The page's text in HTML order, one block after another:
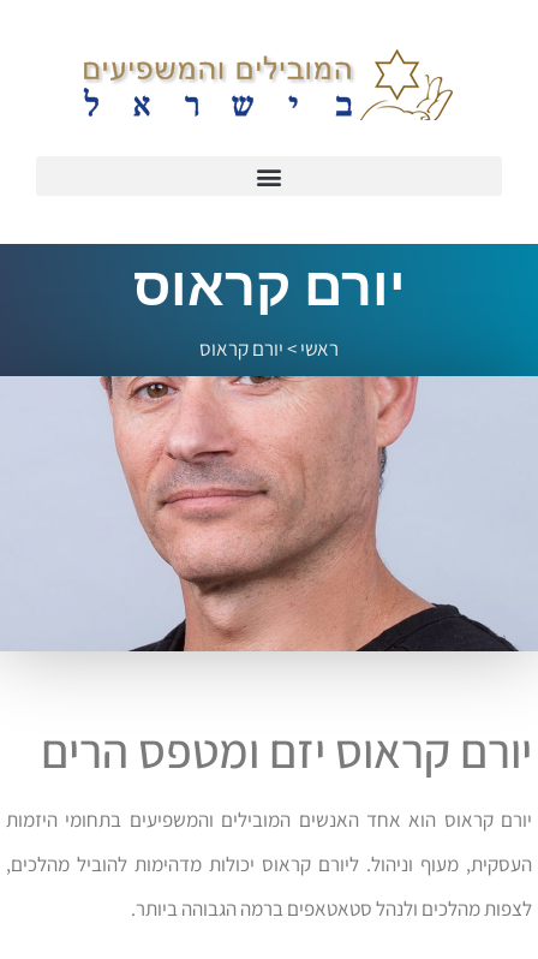
יורם קראוס
ראשי>יורם קראוס
יורם קראוס יזם ומטפס הרים
יורם קראוס הוא אחד האנשים המובילים והמשפיעים בתחומי היזמות
העסקית, מעוף וניהול. ליורם קראוס יכולות מדהימות להוביל מהלכים,
לצפות מהלכים ולנהל סטאטאפים ברמה הגבוהה ביותר.